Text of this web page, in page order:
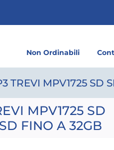
Non Ordinabili
TREVI MPV1725 SD
MPV1725 SD
FINO A 32GB